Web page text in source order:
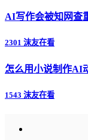
AI写作会被知网查
2301 沫友在看
怎么用小说制作AI
1543 沫友在看